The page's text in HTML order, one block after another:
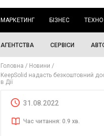
МАРКЕТИНГ БІЗНЕС ТЕХНО
АГЕНТСТВА СЕРВІСИ
Головна
Новини
KeepSolid надасть безкоштовний
в Дії
31.08.2022
Час читання: 0.9 хв.